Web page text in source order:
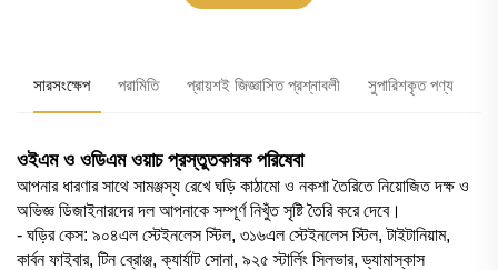
সারসংক্ষেপ পরামিতি প্রায়শই জিজ্ঞাসিত প্রশ্নাবলী সুপারিশকৃত পণ্য
ওইএম ও ওডিএম ওয়াচ প্রস্তুতকারক পরিষেবা
আপনার ধারণার সাথে সামঞ্জস্য রেখে ঘড়ি কাঠামো ও নকশা তৈরিতে নিয়োজিত দক্ষ ও
অভিজ্ঞ ডিজাইনারদের দল আপনাকে সম্পূর্ণ নিখুঁত সৃষ্টি তৈরি করে দেবে।
- ঘড়ির কেস: ৯০৪এল স্টেইনলেস স্টিল, ৩১৬এল স্টেইনলেস স্টিল, টাইটানিয়াম,
কার্বন ফাইবার, টিন ব্রোঞ্জ, ক্যার্যাট সোনা, ৯২৫ স্টার্লিং সিলভার, ড্যামাস্কাস